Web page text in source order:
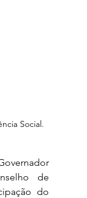
Social.
de
do